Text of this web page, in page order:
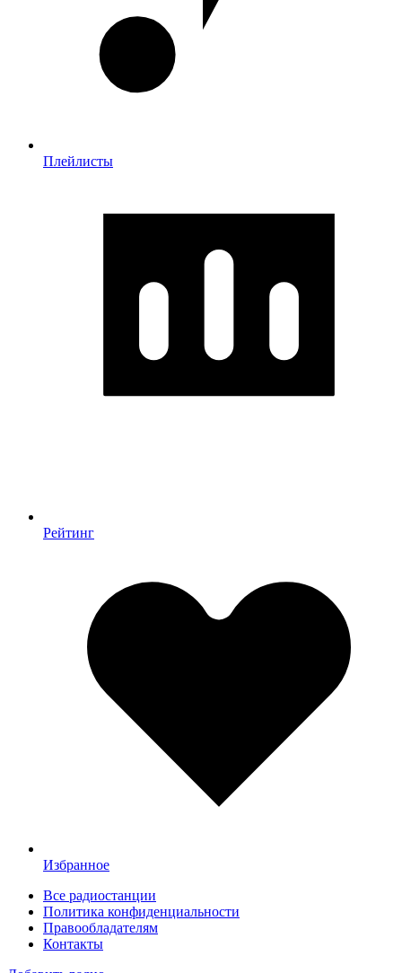
Плейлисты
Рейтинг
Избранное
Все радиостанции
Политика конфиденциальности
Правообладателям
Контакты